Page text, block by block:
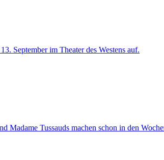
September im Theater des Westens auf.
Tussauds machen schon in den